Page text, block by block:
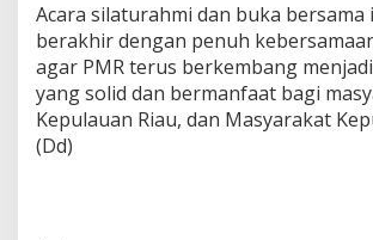
Acara silaturahmi dan buka bersama
berakhir dengan penuh
agar PMR terus berkembang
yang solid dan bermanfaat bagi
Kepulauan Riau, dan Masyarakat
(Dd)